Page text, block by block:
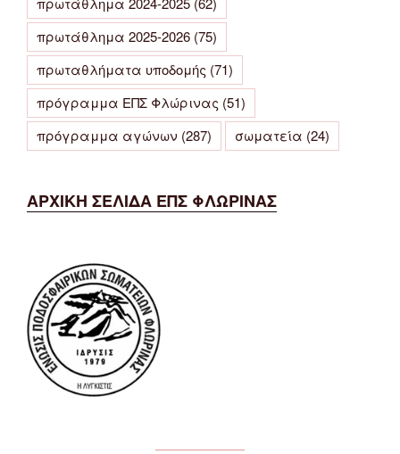
πρωτάθλημα 2025-2026 (75)
πρωταθλήματα υποδομής (71)
πρόγραμμα ΕΠΣ Φλώρινας (51)
πρόγραμμα αγώνων (287) σωματεία (24)
ΑΡΧΙΚΗ ΣΕΛΙΔΑ ΕΠΣ ΦΛΩΡΙΝΑΣ